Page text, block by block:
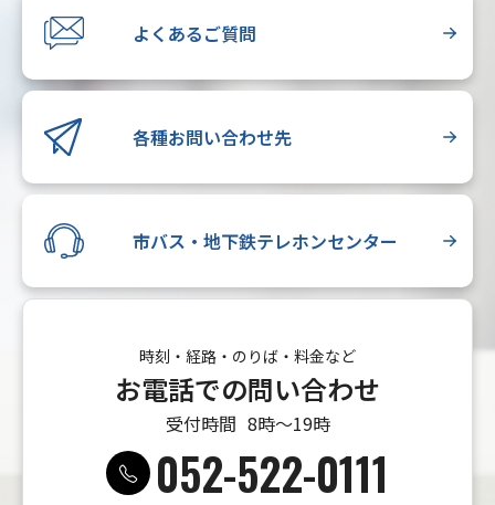
よくあるご質問
各種お問い合わせ先
市バス・地下鉄テレホンセンター
時刻・経路・のりば・料金など
お電話での問い合わせ
受付時間 8時〜19時
052-522-0111